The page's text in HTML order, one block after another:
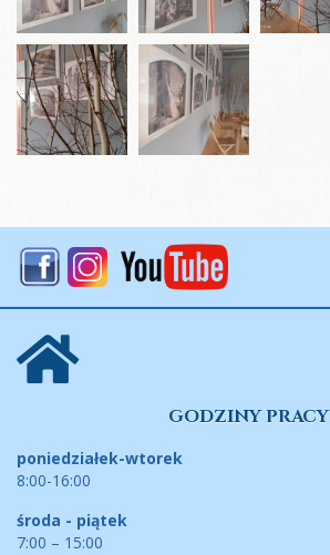
GODZINY PRACY
poniedziałek-wtorek
8:00-16:00
środa - piątek
7:00 – 15:00